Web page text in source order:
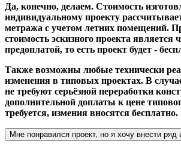
Да, конечно, делаем. Стоимость
индивидуальному проекту
метража с учетом летних помещений.
стоимость эскизного проекта является
предоплатой, то есть проект будет -
Также возможны любые технически
изменения в типовых проектах. В
не требуют серьёзной переработки
дополнительной доплаты к цене
требуется, измения вносятся бесплатно.
Мне понравился проект, но я хочу внести ряд